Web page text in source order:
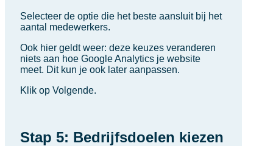
Selecteer de optie die het beste aansluit bij het
aantal medewerkers.
Ook hier geldt weer: deze keuzes veranderen
niets aan hoe Google Analytics je website
meet. Dit kun je ook later aanpassen.
Klik op Volgende.
Stap 5: Bedrijfsdoelen kiezen